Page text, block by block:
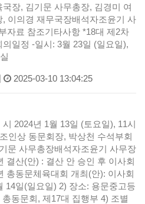
장, 김기문 사무총장, 김경미 여
이의경 재무국장배석자조윤기 사
자료 참조기타사항 *18대 제2차
일정 -일시: 3월 23일 (일요일),
2025-03-10 13:04:25
2024년 1월 13일 (토요일), 11시
인상 동문회장, 박상천 수석부회
문 사무총장배석자조윤기 사무장
결산(안) : 결산 안 승인 후 이사회
총동문체육대회 개최(안): 이사회
14일(일요일) 2) 장소: 용문중고등
동문회, 제17대 집행부 4) 조별